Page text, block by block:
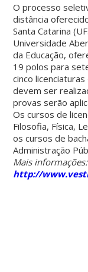
O processo
distância
Santa Catarina
Universidade
da Educação,
19 polos para
cinco
devem ser
provas serão
Os cursos de
Filosofia, Física,
os cursos de
Administração
Mais informações:
http://